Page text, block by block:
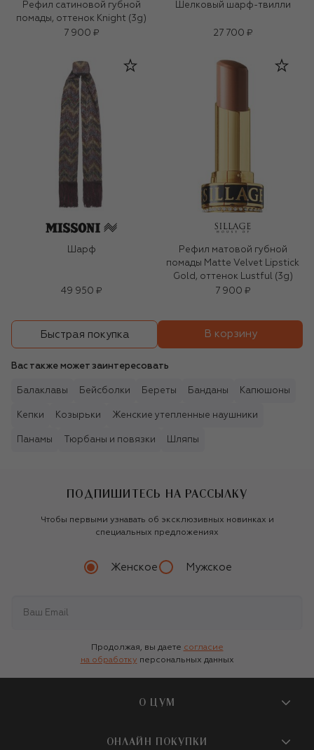
Рефил сатиновой губной
помады, оттенок Knight (3g)
7 900 ₽
Шелковый шарф-твилли
27 700 ₽
Шарф
49 950 ₽
Рефил матовой губной
помады Matte Velvet Lipstick
Gold, оттенок Lustful (3g)
7 900 ₽
Быстрая покупка В корзину
Вас также может заинтересовать
Балаклавы Бейсболки Береты Банданы Капюшоны
Кепки Козырьки Женские утепленные наушники
Панамы Тюрбаны и повязки Шляпы
ПОДПИШИТЕСЬ НА РАССЫЛКУ
Чтобы первыми узнавать об эксклюзивных новинках и
специальных предложениях
Женское Мужское
Продолжая, вы даете согласие
на обработку персональных данных
О ЦУМ
О магазине
ОНЛАЙН ПОКУПКИ